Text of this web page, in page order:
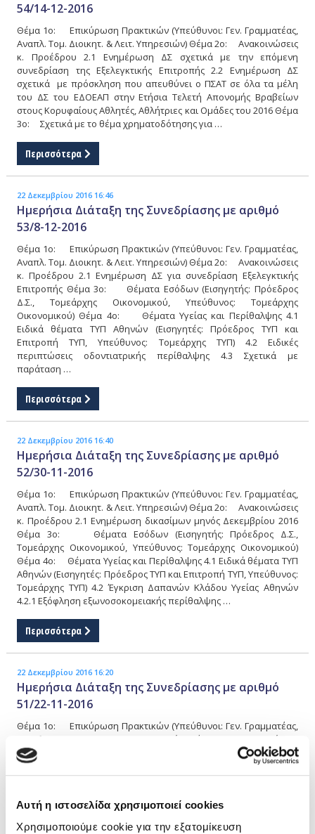
Αυτή η ιστοσελίδα χρησιμοποιεί cookies
Χρησιμοποιούμε cookie για την εξατομίκευση
54/14-12-2016
Θέμα 1ο: Επικύρωση Πρακτικών (Υπεύθυνοι: Γεν. Γραμματέας,
Αναπλ. Τομ. Διοικητ. & Λειτ. Υπηρεσιών) Θέμα 2ο: Ανακοινώσεις
κ. Προέδρου 2.1 Ενημέρωση ΔΣ σχετικά με την επόμενη
συνεδρίαση της Εξελεγκτικής Επιτροπής 2.2 Ενημέρωση ΔΣ
σχετικά με πρόσκληση που απευθύνει ο ΠΣΑΤ σε όλα τα μέλη
του ΔΣ του ΕΔΟΕΑΠ στην Ετήσια Τελετή Απονομής Βραβείων
στους Κορυφαίους Αθλητές, Αθλήτριες και Ομάδες του 2016 Θέμα
3ο: Σχετικά με το θέμα χρηματοδότησης για …
Περισσότερα
22 Δεκεμβρίου 2016 16:46
Ημερήσια Διάταξη της Συνεδρίασης με αριθμό
53/8-12-2016
Θέμα 1ο: Επικύρωση Πρακτικών (Υπεύθυνοι: Γεν. Γραμματέας,
Αναπλ. Τομ. Διοικητ. & Λειτ. Υπηρεσιών) Θέμα 2ο: Ανακοινώσεις
κ. Προέδρου 2.1 Ενημέρωση ΔΣ για συνεδρίαση Εξελεγκτικής
Επιτροπής Θέμα 3ο: Θέματα Εσόδων (Εισηγητής: Πρόεδρος
Δ.Σ., Τομεάρχης Οικονομικού, Υπεύθυνος: Τομεάρχης
Οικονομικού) Θέμα 4ο: Θέματα Υγείας και Περίθαλψης 4.1
Ειδικά θέματα ΤΥΠ Αθηνών (Εισηγητές: Πρόεδρος ΤΥΠ και
Επιτροπή ΤΥΠ, Υπεύθυνος: Τομεάρχης ΤΥΠ) 4.2 Ειδικές
περιπτώσεις οδοντιατρικής περίθαλψης 4.3 Σχετικά με
παράταση …
Περισσότερα
22 Δεκεμβρίου 2016 16:40
Ημερήσια Διάταξη της Συνεδρίασης με αριθμό
52/30-11-2016
Θέμα 1ο: Επικύρωση Πρακτικών (Υπεύθυνοι: Γεν. Γραμματέας,
Αναπλ. Τομ. Διοικητ. & Λειτ. Υπηρεσιών) Θέμα 2ο: Ανακοινώσεις
κ. Προέδρου 2.1 Ενημέρωση δικασίμων μηνός Δεκεμβρίου 2016
Θέμα 3ο: Θέματα Εσόδων (Εισηγητής: Πρόεδρος Δ.Σ.,
Τομεάρχης Οικονομικού, Υπεύθυνος: Τομεάρχης Οικονομικού)
Θέμα 4ο: Θέματα Υγείας και Περίθαλψης 4.1 Ειδικά θέματα ΤΥΠ
Αθηνών (Εισηγητές: Πρόεδρος ΤΥΠ και Επιτροπή ΤΥΠ, Υπεύθυνος:
Τομεάρχης ΤΥΠ) 4.2 Έγκριση Δαπανών Κλάδου Υγείας Αθηνών
4.2.1 Εξόφληση εξωνοσοκομειακής περίθαλψης …
Περισσότερα
22 Δεκεμβρίου 2016 16:20
Ημερήσια Διάταξη της Συνεδρίασης με αριθμό
51/22-11-2016
Θέμα 1ο: Επικύρωση Πρακτικών (Υπεύθυνοι: Γεν. Γραμματέας,
Αναπλ. Τομ. Διοικητ. & Λειτ. Υπηρεσιών) Θέμα 2ο: Ανακοινώσεις
κ. Προέδρου 2.1 Ενημέρωση ΔΣ για διάφορα θέματα Θέμα 3ο:
Θέματα Εσόδων (Εισηγητής: Πρόεδρος Δ.Σ., Τομεάρχης
Οικονομικού, Υπεύθυνος: Τομεάρχης Οικονομικού) Θέμα 4ο:
(Εισηγητές: Πρόεδρος ΤΥΠ και Επιτροπή ΤΥΠ, Υπεύθυνος: